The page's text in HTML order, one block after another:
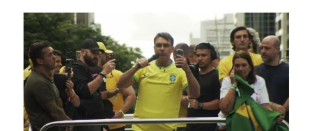
Entretenimento
Colunas e Blogs
Buscar
resultados
para: